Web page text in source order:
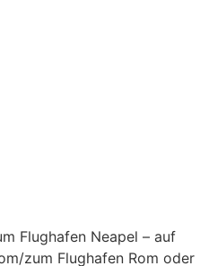
Flughafen Neapel – auf
zum Flughafen Rom oder